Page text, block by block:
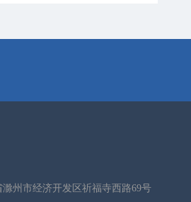
滁州市经济开发区祈福寺西路69号